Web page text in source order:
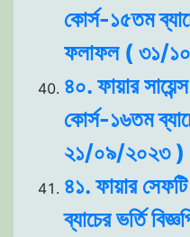
কোর্স-১৫তম
ফলাফল ( ৩১/
৪০. ফায়ার
কোর্স-১৬তম
২১/০৯/২০২৩ )
৪১. ফায়ার
ব্যাচের ভর্তি